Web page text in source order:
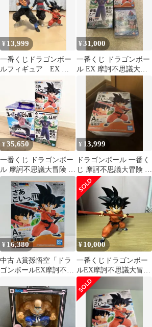
¥ 13,999
一番くじドラゴンボー
ルフィギュア EX 摩
訶不思議大冒険 A賞 孫
悟空まとめ売り
¥31,000
一番くじ ドラゴンボー
ル EX 摩訶不思議大冒
険 A賞 B賞 ピラフ
¥35,650
一番くじ ドラゴンボー
ル 摩訶不思議大冒険 孫
悟空 ピッコロ ラストワ
ン 桃白白
¥ 13,999
ドラゴンボール 一番く
じ 摩訶不思議大冒険 A
賞 孫悟空
¥ 16,380
中古 A賞孫悟空「ドラ
ゴンボールEX摩訶不思
MASTERLISE一番くじ
¥ 10,000
一番くじドラゴンボー
ルEX摩訶不思議大冒
険 MASTERLISE Ａ賞
孫悟空